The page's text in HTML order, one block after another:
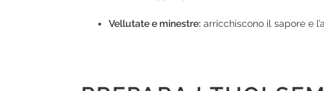
Vellutate e minestre: arricchiscono il sapore e